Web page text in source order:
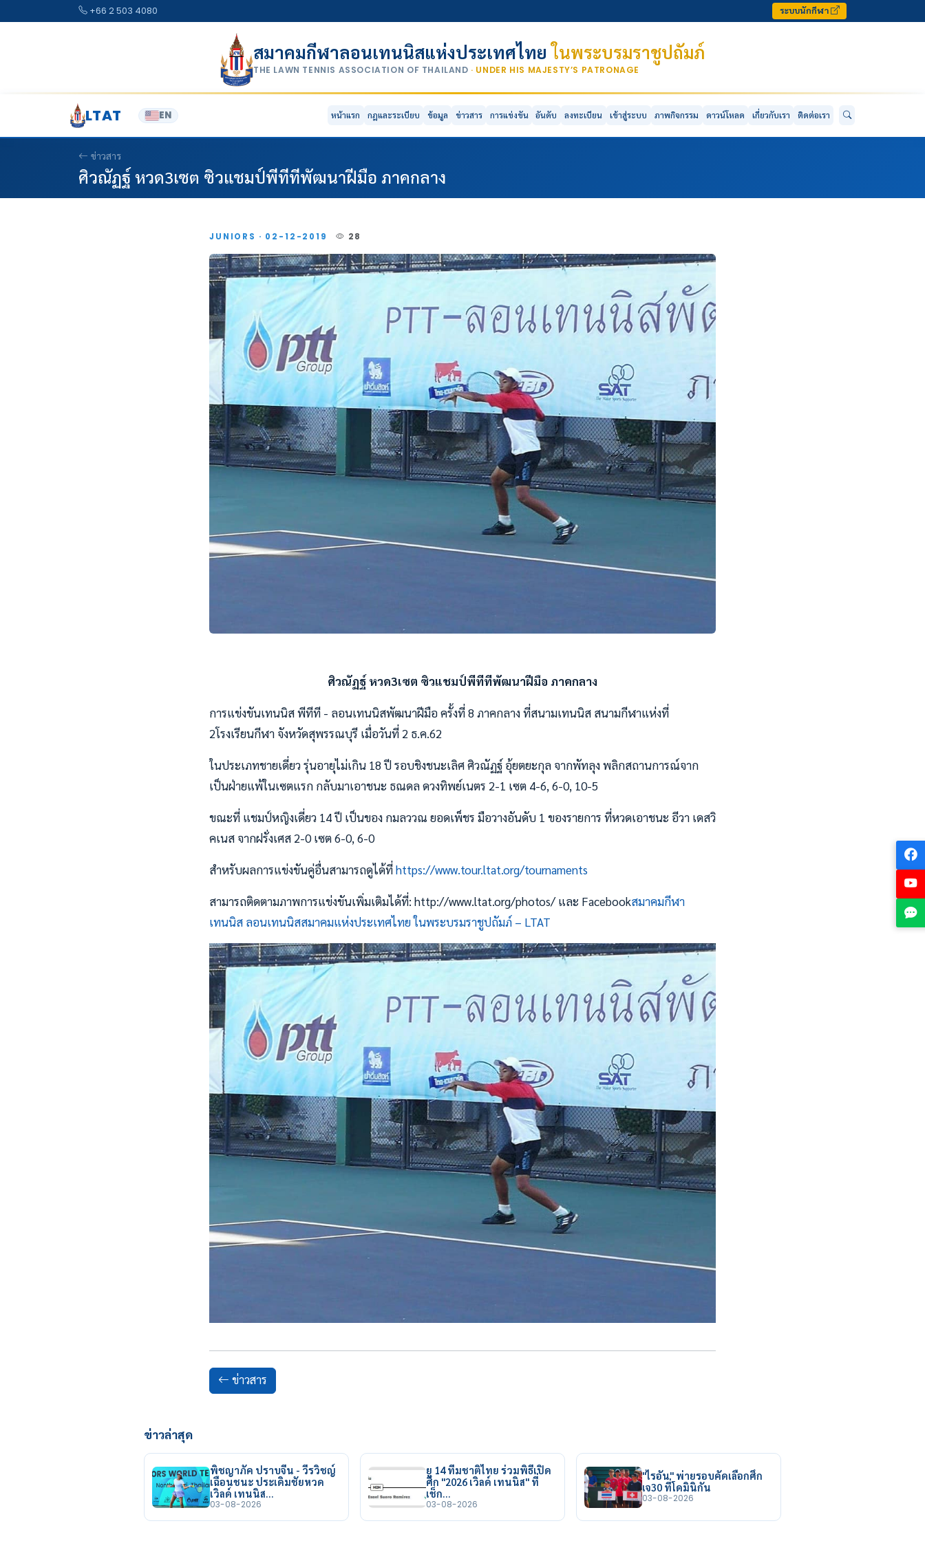
+66 2 503 4080 ระบบนักกีฬา
สมาคมกีฬาลอนเทนนิสแห่งประเทศไทยในพระบรมราชูปถัมภ์
THE LAWN TENNIS ASSOCIATION OF THAILAND · UNDER HIS MAJESTY’S PATRONAGE
LTAT EN หน้าแรก กฎและระเบียบ ข้อมูล ข่าวสาร การแข่งขัน อันดับ ลงทะเบียน เข้าสู่ระบบ ภาพกิจกรรม ดาวน์โหลด เกี่ยวกับเรา ติดต่อเรา
ข่าวสาร
ศิวณัฏฐ์ หวด3เซต ซิวแชมป์พีทีทีพัฒนาฝีมือ ภาคกลาง
JUNIORS · 02-12-2019 28
ศิวณัฏฐ์ หวด3เซต ซิวแชมป์พีทีทีพัฒนาฝีมือ ภาคกลาง
การแข่งขันเทนนิส พีทีที - ลอนเทนนิสพัฒนาฝีมือ ครั้งที่ 8 ภาคกลาง ที่สนามเทนนิส สนามกีฬาแห่งที่
2โรงเรียนกีฬา จังหวัดสุพรรณบุรี เมื่อวันที่ 2 ธ.ค.62
ในประเภทชายเดี่ยว รุ่นอายุไม่เกิน 18 ปี รอบชิงชนะเลิศ ศิวณัฏฐ์ อุ้ยตยะกุล จากพัทลุง พลิกสถานการณ์จาก
เป็นฝ่ายแพ้ในเซตแรก กลับมาเอาชนะ ธณดล​ ดวงทิพย์เนตร​ 2-1 เซต 4-6​, 6-0,​ 10-5
ขณะที่ แชมป์หญิงเดี่ยว 14 ปี เป็นของ กมลววณ ยอดเพ็ชร​ มือวางอันดับ 1 ของรายการ ที่หวดเอาชนะ​ อีวา เดสวิ
คเนส จากฝรั่งเศส 2-0 เซต 6-0, 6-0
สำหรับผลการแข่งขันคู่อื่นสามารถดูได้ที่https://www.tour.ltat.org/tournaments
สามารถติดตามภาพการแข่งขันเพิ่มเติมได้ที่: http://www.ltat.org/photos/ และ Facebookสมาคมกีฬา
เทนนิส ลอนเทนนิสสมาคมแห่งประเทศไทย ในพระบรมราชูปถัมภ์ – LTAT
ข่าวสาร
ข่าวล่าสุด
พิชญาภัค ปราบจีน - วีรวิชญ์
เฉือนชนะ ประเดิมชัยหวด
เวิลด์ เทนนิส…
03-08-2026
ยู 14 ทีมชาติไทย ร่วมพิธีเปิด
ศึก "2026 เวิลด์ เทนนิส" ที่
เช็ก…
03-08-2026
"ไรอัน" พ่ายรอบคัดเลือกศึก
เจ30 ที่โดมินิกัน
03-08-2026